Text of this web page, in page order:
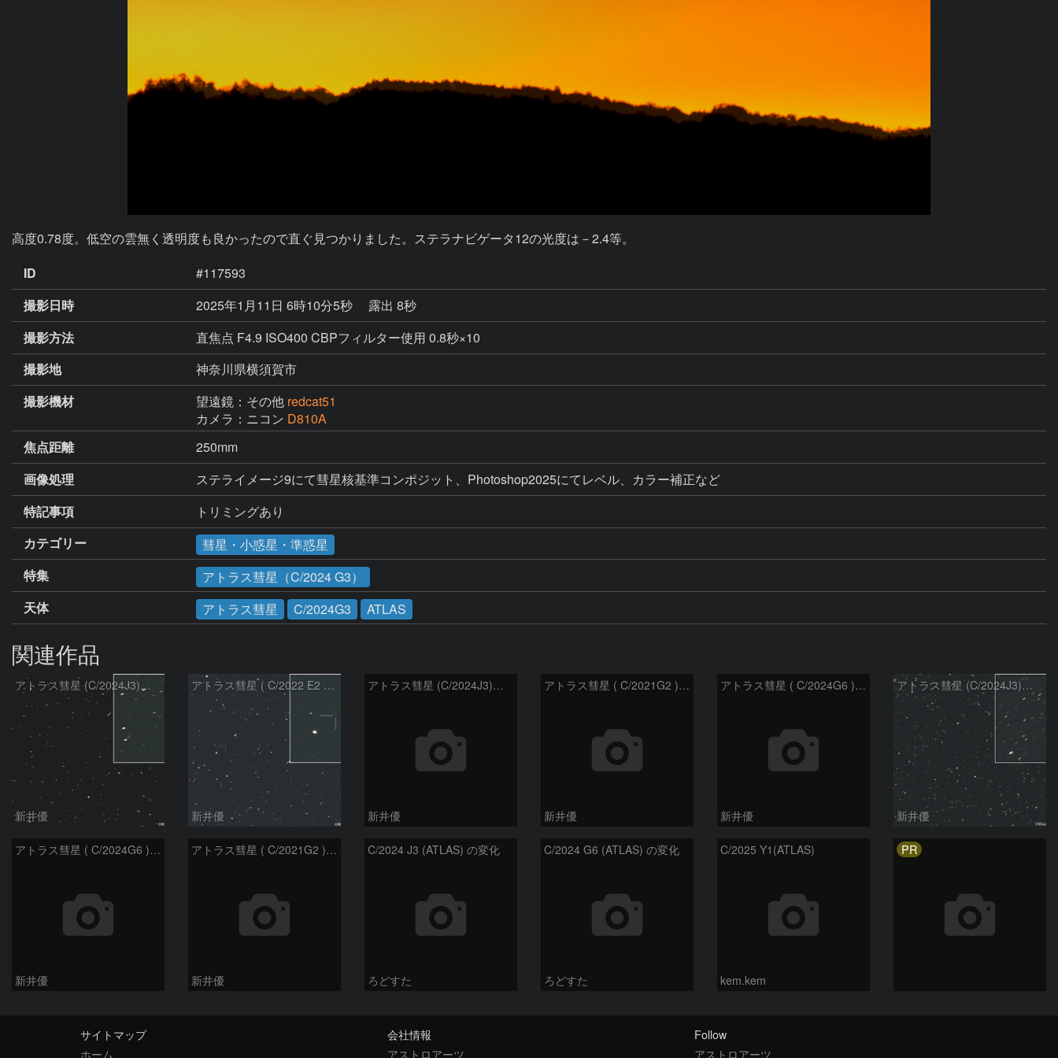
高度0.78度。低空の雲無く透明度も良かったので直ぐ見つかりました。ステラナビゲータ12の光度は－2.4等。
ID
#117593
撮影日時
2025年1月11日 6時10分5秒
露出 8秒
撮影方法
直焦点 F4.9 ISO400 CBPフィルター使用 0.8秒×10
撮影地
神奈川県横須賀市
撮影機材
望遠鏡：その他 redcat51
カメラ：ニコン D810A
焦点距離
250mm
画像処理
ステライメージ9にて彗星核基準コンポジット、Photoshop2025にてレベル、カラー補正など
特記事項
トリミングあり
カテゴリー
彗星・小惑星・準惑星
特集
アトラス彗星（C/2024 G3）
天体
アトラス彗星 C/2024G3 ATLAS
関連作品
アトラス彗星 (C/2024J3)：2026/08/05
新井優
アトラス彗星 ( C/2022 E2 )：2026/07/27
新井優
アトラス彗星 (C/2024J3)：2026/07/26
新井優
アトラス彗星 ( C/2021G2 )：2026/07/09
新井優
アトラス彗星 ( C/2024G6 )：2026/07/09
新井優
アトラス彗星 (C/2024J3)：2026/07/09
新井優
アトラス彗星 ( C/2024G6 )：2026/07/08
新井優
アトラス彗星 ( C/2021G2 )：2026/07/08
新井優
C/2024 J3 (ATLAS) の変化
ろどすた
C/2024 G6 (ATLAS) の変化
ろどすた
C/2025 Y1(ATLAS)
kem.kem
PR
サイトマップ
ホーム
会社情報
アストロアーツ
Follow
アストロアーツ